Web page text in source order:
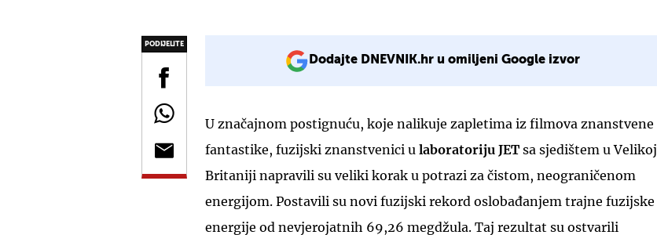
PODIJELITE
Dodajte DNEVNIK.hr u omiljeni Google izvor
U značajnom postignuću, koje nalikuje zapletima iz filmova znanstvene
fantastike, fuzijski znanstvenici u laboratoriju JET sa sjedištem u Velikoj
Britaniji napravili su veliki korak u potrazi za čistom, neograničenom
energijom. Postavili su novi fuzijski rekord oslobađanjem trajne fuzijske
energije od nevjerojatnih 69,26 megdžula. Taj rezultat su ostvarili